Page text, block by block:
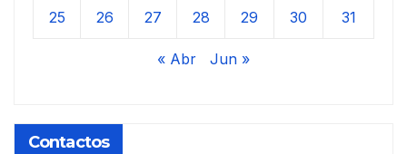
25 26 27 28 29 30 31
« Abr Jun »
Contactos